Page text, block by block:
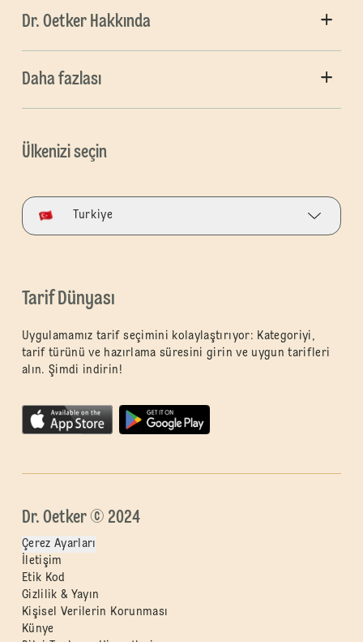
Dr. Oetker Hakkında
Daha fazlası
Ülkenizi seçin
Turkiye
Tarif Dünyası
Uygulamamız tarif seçimini kolaylaştırıyor: Kategoriyi,
tarif türünü ve hazırlama süresini girin ve uygun tarifleri
alın. Şimdi indirin!
Dr. Oetker © 2024
Çerez Ayarları
İletişim
Etik Kod
Gizlilik & Yayın
Kişisel Verilerin Korunması
Künye